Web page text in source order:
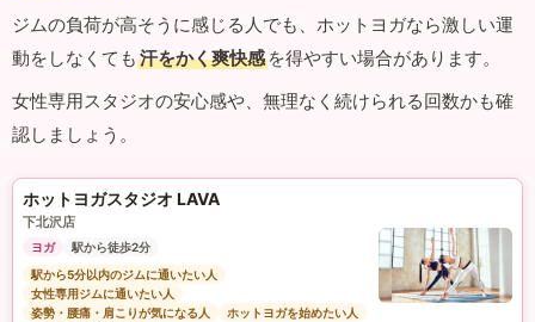
ジムの負荷が高そうに感じる人でも、ホットヨガなら激しい運
動をしなくても 汗をかく爽快感 を得やすい場合があります。
女性専用スタジオの安心感や、無理なく続けられる回数かも確
認しましょう。
ホットヨガスタジオ LAVA
下北沢店
ヨガ
駅から徒歩2分
駅から5分以内のジムに通いたい人
女性専用ジムに通いたい人
姿勢・腰痛・肩こりが気になる人
ホットヨガを始めたい人